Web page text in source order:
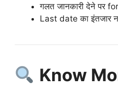
गलत जानकारी देने पर
Last date का इंतजार
Know